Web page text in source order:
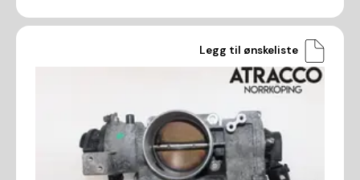
Legg til ønskeliste